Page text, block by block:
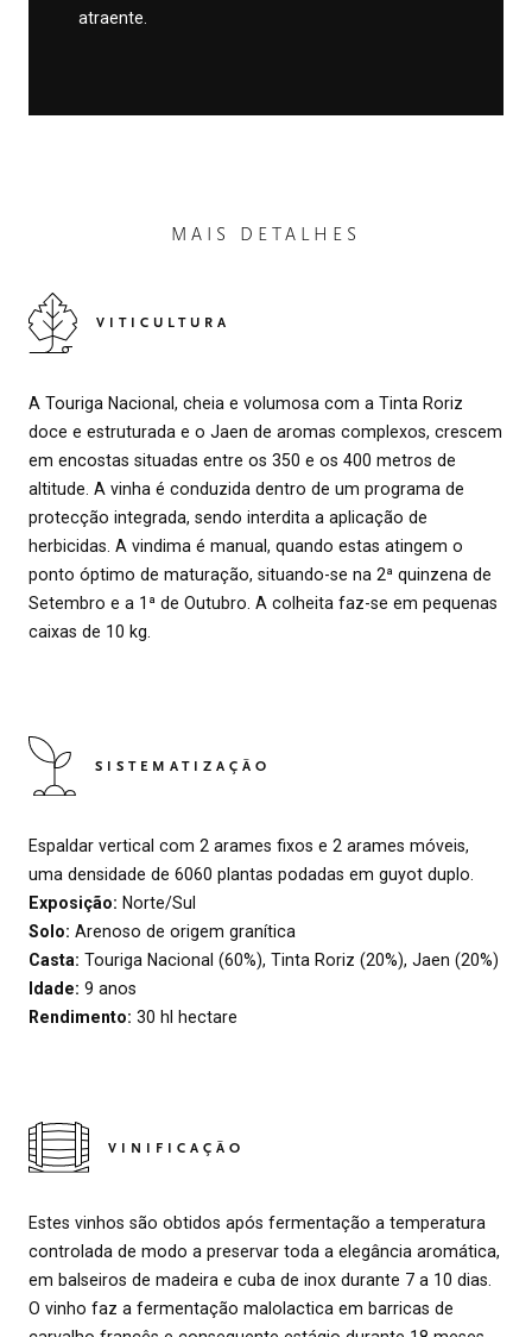
atraente.
MAIS DETALHES
VITICULTURA
A Touriga Nacional, cheia e volumosa com a Tinta Roriz
doce e estruturada e o Jaen de aromas complexos, crescem
em encostas situadas entre os 350 e os 400 metros de
altitude. A vinha é conduzida dentro de um programa de
protecção integrada, sendo interdita a aplicação de
herbicidas. A vindima é manual, quando estas atingem o
ponto óptimo de maturação, situando-se na 2ª quinzena de
Setembro e a 1ª de Outubro. A colheita faz-se em pequenas
caixas de 10 kg.
SISTEMATIZAÇÃO
Espaldar vertical com 2 arames fixos e 2 arames móveis,
uma densidade de 6060 plantas podadas em guyot duplo.
Exposição: Norte/Sul
Solo: Arenoso de origem granítica
Casta: Touriga Nacional (60%), Tinta Roriz (20%), Jaen (20%)
Idade: 9 anos
Rendimento: 30 hl hectare
VINIFICAÇÃO
Estes vinhos são obtidos após fermentação a temperatura
controlada de modo a preservar toda a elegância aromática,
em balseiros de madeira e cuba de inox durante 7 a 10 dias.
O vinho faz a fermentação malolactica em barricas de